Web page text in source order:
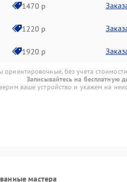
1470 р
1220 р
1920 р
ориентировочные, без учета стоимости
Записывайтесь на бесплатную
ваше устройство и укажем на
мастера